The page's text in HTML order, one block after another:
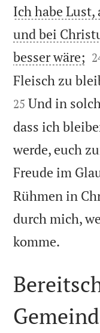
Ich habe Lust,
und bei
besser wäre; 
Fleisch zu
25 Und in
dass ich
werde, euch
Freude im
Rühmen in
durch mich,
komme.